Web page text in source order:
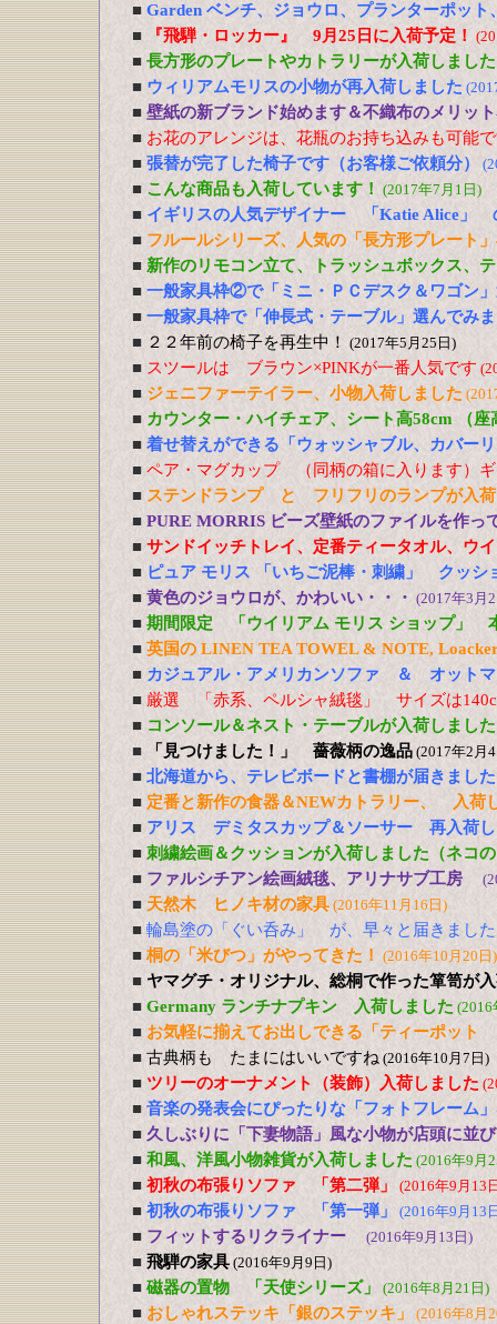
■ Garden ベンチ、ジョウロ、プランターポット
■
『飛騨・ロッカー』 9月25日に入荷予定！
■ 長方形のプレートやカトラリーが入荷しました
■ ウィリアムモリスの小物が再入荷しました
■ 壁紙の新ブランド始めます＆不織布のメリッ
■ お花のアレンジは、花瓶のお持ち込みも可能
■ 張替が完了した椅子です（お客様ご依頼分）
■ こんな商品も入荷しています！ (2017年7月1日)
■ イギリスの人気デザイナー 「Katie Alice」
■ フルールシリーズ、人気の「長方形プレート
■ 新作のリモコン立て、トラッシュボックス、
■ 一般家具枠②で「ミニ・ＰＣデスク＆ワゴン
■ 一般家具枠で「伸長式・テーブル」選んでみ
■ ２２年前の椅子を再生中！ (2017年5月25日)
■ スツールは ブラウン×PINKが一番人気です
■ ジェニファーテイラー、小物入荷しました
■ カウンター・ハイチェア、シート高58cm （座
■ 着せ替えができる「ウォッシャブル、カバー
■ ペア・マグカップ （同柄の箱に入ります）
■ ステンドランプ と フリフリのランプが入荷
■ PURE MORRIS ビーズ壁紙のファイルを作っ
■ サンドイッチトレイ、定番ティータオル、ウ
■ ピュア モリス 「いちご泥棒・刺繍」 クッシ
■ 黄色のジョウロが、かわいい・・・ (2017年3月
■ 期間限定 「ウイリアム モリス ショップ」
■ 英国の LINEN TEA TOWEL & NOTE,
■ カジュアル・アメリカンソファ ＆ オット
■ 厳選 「赤系、ペルシャ絨毯」 サイズは
■ コンソール＆ネスト・テーブルが入荷しました
■ 「見つけました！」 薔薇柄の逸品 (2017年2月
■ 北海道から、テレビボードと書棚が届きました
■ 定番と新作の食器＆NEWカトラリー、 入荷
■ アリス デミタスカップ＆ソーサー 再入荷し
■ 刺繍絵画＆クッションが入荷しました（ネコ
■ ファルシチアン絵画絨毯、アリナサブ工房
■ 天然木 ヒノキ材の家具 (2016年11月16日)
■ 輪島塗の「ぐい呑み」 が、早々と届きました
■ 桐の「米びつ」がやってきた！ (2016年10月20日)
■ ヤマグチ・オリジナル、総桐で作った箪笥が
■ Germany ランチナプキン 入荷しました (2016
■ お気軽に揃えてお出しできる「ティーポッ
■ 古典柄も たまにはいいですね (2016年10月7日)
■ ツリーのオーナメント（装飾）入荷しました
■ 音楽の発表会にぴったりな「フォトフレーム
■ 久しぶりに「下妻物語」風な小物が店頭に並
■ 和風、洋風小物雑貨が入荷しました (2016年9月
■ 初秋の布張りソファ 「第二弾」 (2016年9月13
■ 初秋の布張りソファ 「第一弾」 (2016年9月13
■ フィットするリクライナー (2016年9月13日)
■ 飛騨の家具 (2016年9月9日)
■ 磁器の置物 「天使シリーズ」 (2016年8月21日)
■ おしゃれステッキ「銀のステッキ」 (2016年8月